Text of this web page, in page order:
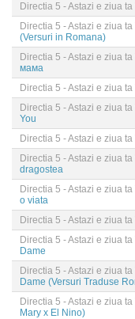
Directia 5 - Astazi e ziua ta
Directia 5 - Astazi e ziua ta
(Versuri in Romana)
Directia 5 - Astazi e ziua ta
мама
Directia 5 - Astazi e ziua ta
Directia 5 - Astazi e ziua ta
You
Directia 5 - Astazi e ziua ta
Directia 5 - Astazi e ziua ta
dragostea
Directia 5 - Astazi e ziua ta
o viata
Directia 5 - Astazi e ziua ta
Directia 5 - Astazi e ziua ta
Dame
Directia 5 - Astazi e ziua ta
Dame (Versuri Traduse
Directia 5 - Astazi e ziua ta
Mary x El Nino)